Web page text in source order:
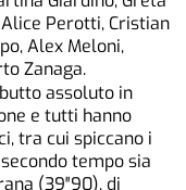
Perotti, Cristian
Alex Meloni,
Zanaga.
assoluto in
e tutti hanno
tra cui spiccano i
tempo sia
(39″90), di